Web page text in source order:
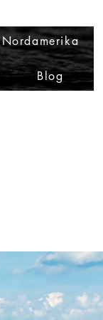
Nordamerika
Blog